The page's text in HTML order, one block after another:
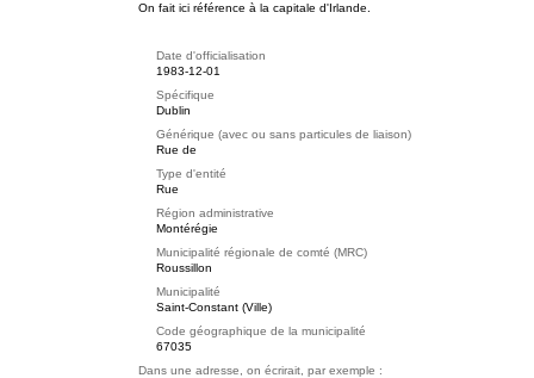
On fait ici référence à la capitale d'Irlande.
Date d'officialisation
1983-12-01
Spécifique
Dublin
Générique (avec ou sans particules de liaison)
Rue de
Type d'entité
Rue
Région administrative
Montérégie
Municipalité régionale de comté (MRC)
Roussillon
Municipalité
Saint-Constant (Ville)
Code géographique de la municipalité
67035
Dans une adresse, on écrirait, par exemple :